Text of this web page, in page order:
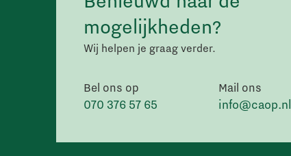
mogelijkheden?
Wij helpen je graag verder.
Bel ons op
070 376 57 65
Mail ons
info@caop.nl